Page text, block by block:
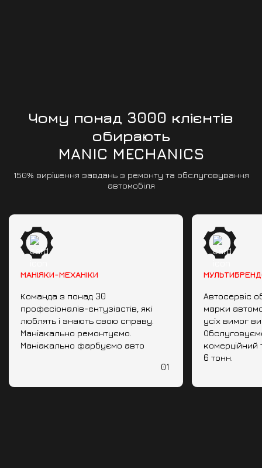
Чому понад 3000 клієнтів
обирають
MANIC MECHANICS
150% вирішення завдань з ремонту та обслуговування
автомобіля
МАНІЯКИ-МЕХАНІКИ
Команда з понад 30
професіоналів-ентузіастів, які
люблять і знають свою справу.
Маніакально ремонтуємо.
Маніакально фарбуємо авто
01
Автосервіс
марки
усіх вимог
комерційний
6 тонн.